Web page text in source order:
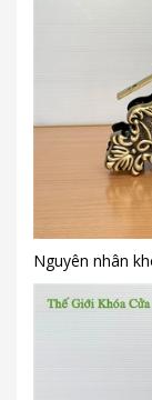
Nguyên nhân